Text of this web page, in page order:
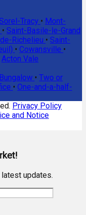
Tracy • Mont-
• Saint-Basile-le-Grand
Richelieu • Saint-
• Cowansville •
Acton Vale
Bungalow • Two or
• One-and-a-half-
Privacy Policy
and Notice
updates.